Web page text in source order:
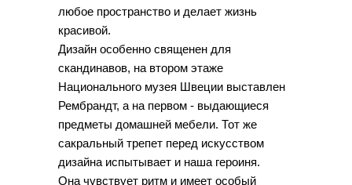
любое пространство и делает жизнь
красивой.
Дизайн особенно священен для
скандинавов, на втором этаже
Национального музея Швеции выставлен
Рембрандт, а на первом - выдающиеся
предметы домашней мебели. Тот же
сакральный трепет перед искусством
дизайна испытывает и наша героиня.
Она чувствует ритм и имеет особый